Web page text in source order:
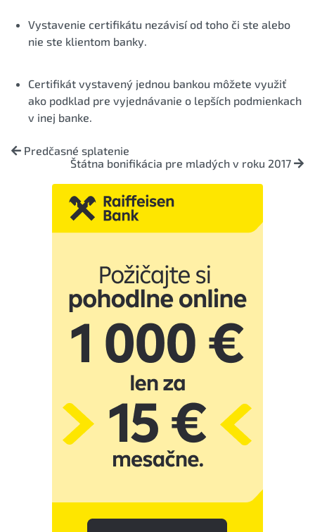
Vystavenie certifikátu nezávisí od toho či ste alebo
nie ste klientom banky.
Certifikát vystavený jednou bankou môžete využiť
ako podklad pre vyjednávanie o lepších podmienkach
v inej banke.
Predčasné splatenie
Štátna bonifikácia pre mladých v roku 2017